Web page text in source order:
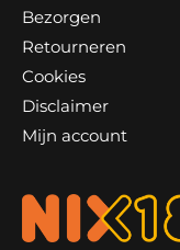
Bezorgen
Retourneren
Cookies
Disclaimer
Mijn account